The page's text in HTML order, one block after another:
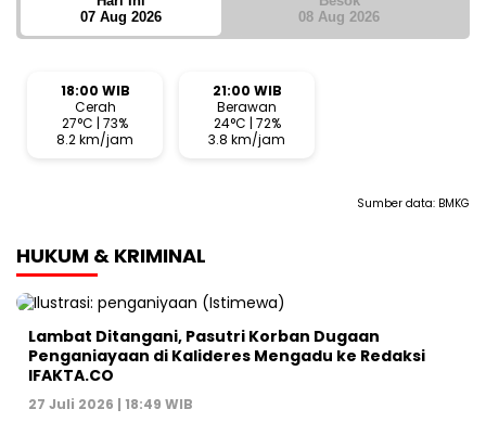
07 Aug 2026
08 Aug 2026
18:00 WIB
Cerah
27°C | 73%
8.2 km/jam
21:00 WIB
Berawan
24°C | 72%
3.8 km/jam
Sumber data: BMKG
HUKUM & KRIMINAL
Lambat Ditangani, Pasutri Korban Dugaan
Penganiayaan di Kalideres Mengadu ke Redaksi
IFAKTA.CO
27 Juli 2026 | 18:49 WIB